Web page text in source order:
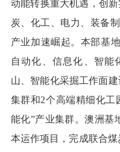
动能转换重大机遇，创
炭、化工、电力、装备
产业加速崛起。本部基
自动化、信息化、智能
山、智能化采掘工作面
集群和2个高端精细化工
能化”产业集群。澳洲基
本运作项目，完成联合